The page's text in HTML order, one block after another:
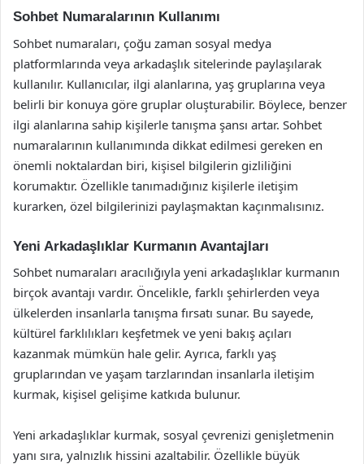
Sohbet Numaralarının Kullanımı
Sohbet numaraları, çoğu zaman sosyal medya
platformlarında veya arkadaşlık sitelerinde paylaşılarak
kullanılır. Kullanıcılar, ilgi alanlarına, yaş gruplarına veya
belirli bir konuya göre gruplar oluşturabilir. Böylece, benzer
ilgi alanlarına sahip kişilerle tanışma şansı artar. Sohbet
numaralarının kullanımında dikkat edilmesi gereken en
önemli noktalardan biri, kişisel bilgilerin gizliliğini
korumaktır. Özellikle tanımadığınız kişilerle iletişim
kurarken, özel bilgilerinizi paylaşmaktan kaçınmalısınız.
Yeni Arkadaşlıklar Kurmanın Avantajları
Sohbet numaraları aracılığıyla yeni arkadaşlıklar kurmanın
birçok avantajı vardır. Öncelikle, farklı şehirlerden veya
ülkelerden insanlarla tanışma fırsatı sunar. Bu sayede,
kültürel farklılıkları keşfetmek ve yeni bakış açıları
kazanmak mümkün hale gelir. Ayrıca, farklı yaş
gruplarından ve yaşam tarzlarından insanlarla iletişim
kurmak, kişisel gelişime katkıda bulunur.
Yeni arkadaşlıklar kurmak, sosyal çevrenizi genişletmenin
yanı sıra, yalnızlık hissini azaltabilir. Özellikle büyük